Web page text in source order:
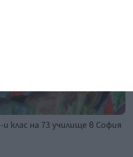
клас на 73 училище в София